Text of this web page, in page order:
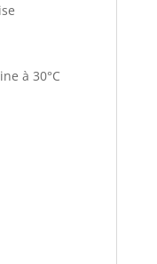
à 30°C